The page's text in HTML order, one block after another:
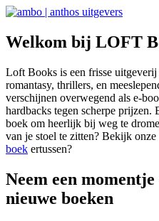
Welkom bij LOFT
Loft Books is een frisse
romantasy, thrillers, en
verschijnen overwegend als e-
hardbacks tegen scherpe
boek om heerlijk bij weg te
van je stoel te zitten? Bekijk
boek ertussen?
Neem een
nieuwe boeken